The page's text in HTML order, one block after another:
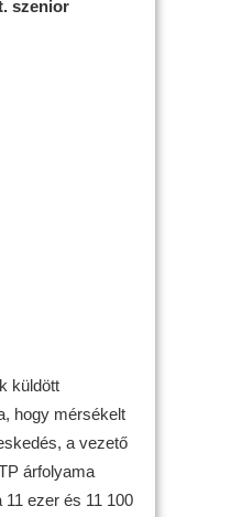
szenior
küldött
hogy mérsékelt
a vezető
árfolyama
ezer és 11 100